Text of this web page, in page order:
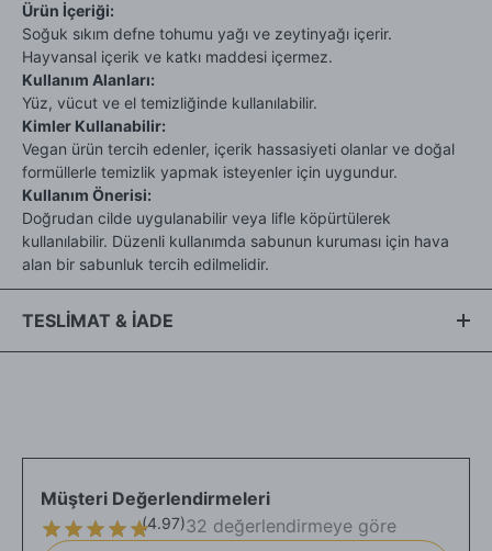
Ürün İçeriği:
Soğuk sıkım defne tohumu yağı ve zeytinyağı içerir.
Hayvansal içerik ve katkı maddesi içermez.
Kullanım Alanları:
Yüz, vücut ve el temizliğinde kullanılabilir.
Kimler Kullanabilir:
Vegan ürün tercih edenler, içerik hassasiyeti olanlar ve doğal
formüllerle temizlik yapmak isteyenler için uygundur.
Kullanım Önerisi:
Doğrudan cilde uygulanabilir veya lifle köpürtülerek
kullanılabilir. Düzenli kullanımda sabunun kuruması için hava
alan bir sabunluk tercih edilmelidir.
TESLİMAT & İADE
belirtmeyi unutmayın.
tekrar satılabilirliğini bozmayacak şekilde ve kargo paketi
açılmamış olarak, alıcı adrese teslim tarihinden itibaren 14
Müşteri Değerlendirmeleri
(4.97)32 değerlendirmeye göre